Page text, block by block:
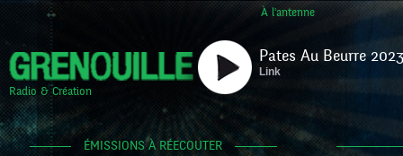
À l'antenne
Radio & Création
Pates Au Beurre
Link
ÉMISSIONS À RÉECOUTER